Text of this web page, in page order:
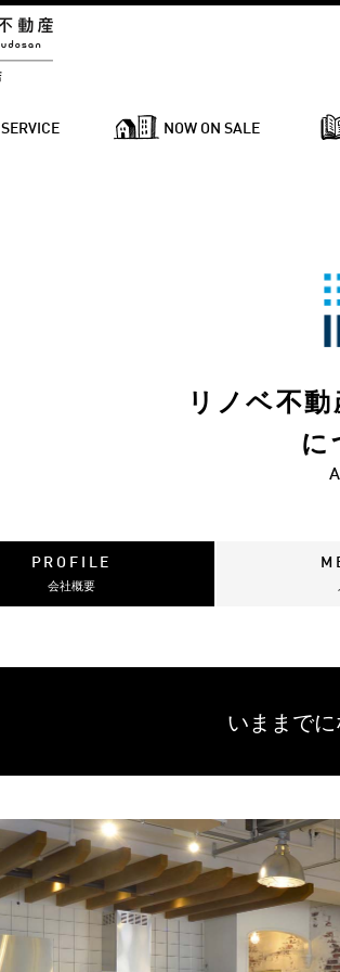
SERVICE NOW ON SALE
リノベ不
に
PROFILE
会社概要
いままで